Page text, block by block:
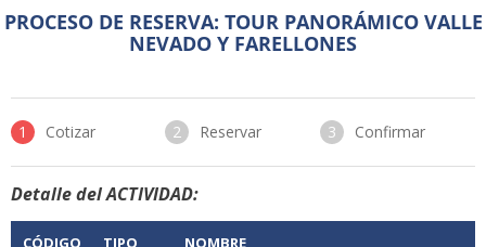
PROCESO DE RESERVA: TOUR PANORÁMICO VALLE
NEVADO Y FARELLONES